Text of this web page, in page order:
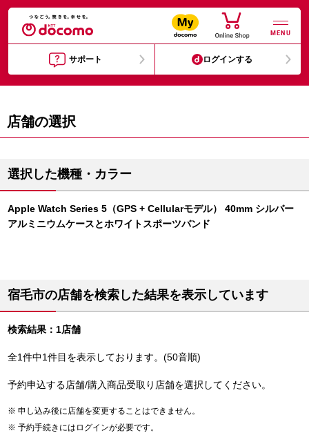
MENU
サポート ログインする
店舗の選択
選択した機種・カラー
Apple Watch Series 5（GPS + Cellularモデル） 40mm シルバー
アルミニウムケースとホワイトスポーツバンド
宿毛市の店舗を検索した結果を表示しています
検索結果：1店舗
全1件中1件目を表示しております。(50音順)
予約申込する店舗/購入商品受取り店舗を選択してください。
申し込み後に店舗を変更することはできません。
予約手続きにはログインが必要です。